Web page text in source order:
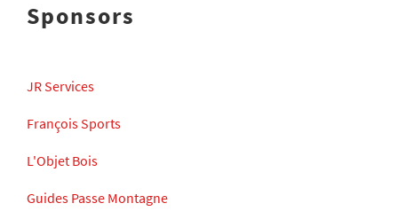
Sponsors
JR Services
François Sports
L'Objet Bois
Guides Passe Montagne